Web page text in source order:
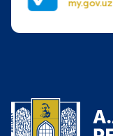
edu.uz